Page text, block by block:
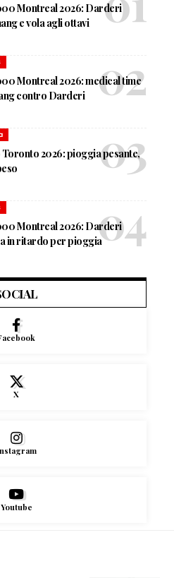
Montreal 2026: Darderi
e vola agli ottavi
Montreal 2026: medical time
contro Darderi
2026: pioggia pesante,
Montreal 2026: Darderi
in ritardo per pioggia
X
Youtube